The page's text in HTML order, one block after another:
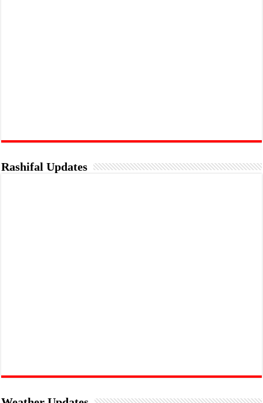
Rashifal Updates